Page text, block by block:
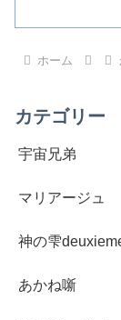
ホーム
カテゴリー
宇宙兄弟
マリアージュ
神の雫
あかね噺